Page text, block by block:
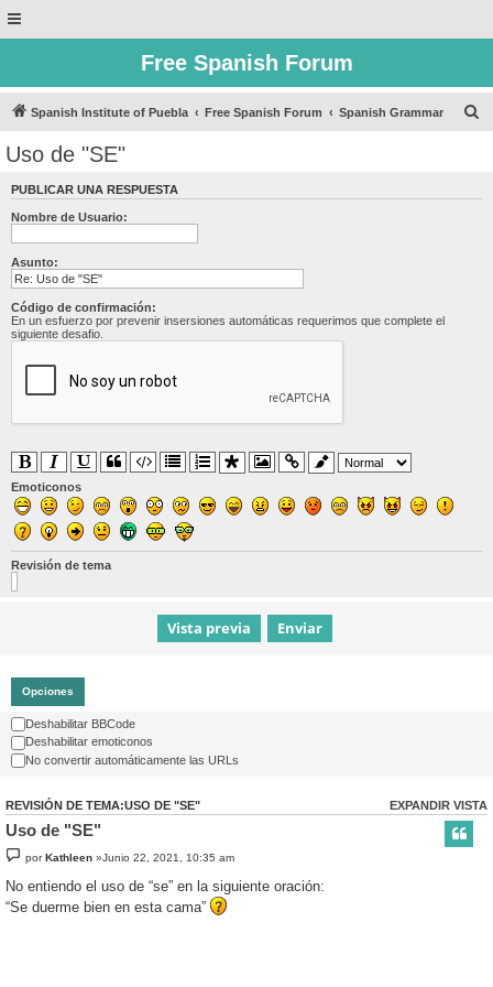
Free Spanish Forum
Spanish Institute of Puebla Free Spanish Forum Spanish Grammar
Uso de "SE"
PUBLICAR UNA RESPUESTA
Nombre de Usuario:
Asunto:
Código de confirmación:
En un esfuerzo por prevenir insersiones automáticas requerimos que complete el
siguiente desafio.
Emoticonos
Revisión de tema
Opciones
Deshabilitar BBCode
Deshabilitar emoticonos
No convertir automáticamente las URLs
EXPANDIR VISTA
REVISIÓN DE TEMA:USO DE "SE"
Uso de "SE"
porKathleen »Junio 22, 2021, 10:35 am
No entiendo el uso de “se” en la siguiente oración:
“Se duerme bien en esta cama”